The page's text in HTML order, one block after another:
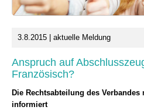
3.8.2015 | aktuelle Meldung
Anspruch auf
Französisch?
Die Rechtsabteilung des
informiert